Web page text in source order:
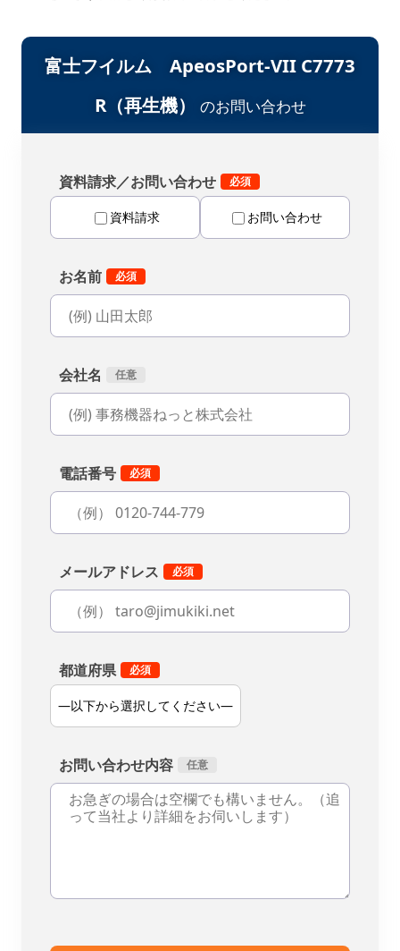
富士フイルム ApeosPort-VII C7773
R（再生機）
のお問い合わせ
資料請求／お問い合わせ
資料請求 お問い合わせ
お名前
会社名
電話番号
メールアドレス
都道府県
お問い合わせ内容